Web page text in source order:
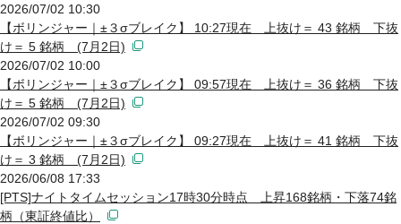
2026/07/02 10:30
【ボリンジャー｜±３σブレイク】 10:27現在 上抜け＝ 43 銘柄 下抜
け＝ 5 銘柄 (7月2日)
2026/07/02 10:00
【ボリンジャー｜±３σブレイク】 09:57現在 上抜け＝ 36 銘柄 下抜
け＝ 5 銘柄 (7月2日)
2026/07/02 09:30
【ボリンジャー｜±３σブレイク】 09:27現在 上抜け＝ 41 銘柄 下抜
け＝ 3 銘柄 (7月2日)
2026/06/08 17:33
[PTS]ナイトタイムセッション17時30分時点 上昇168銘柄・下落74銘
柄（東証終値比）